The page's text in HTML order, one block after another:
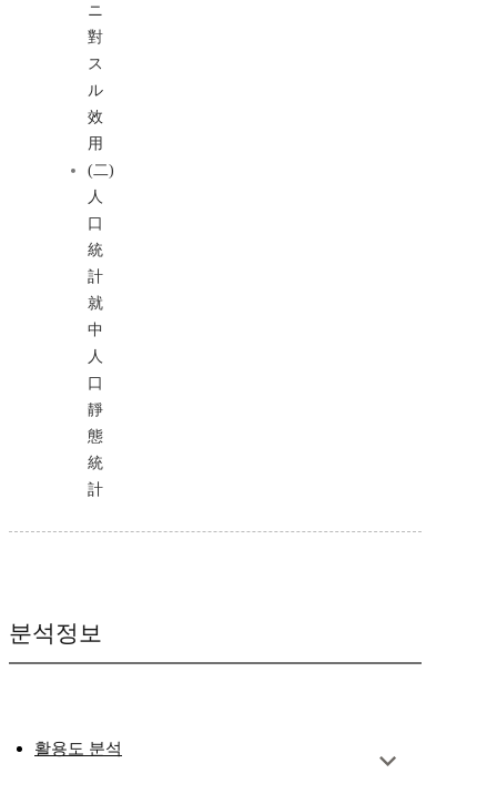
ニ
對
ス
ル
效
用
(二)
人
口
統
計
就
中
人
口
靜
態
統
計
분석정보
활용도 분석